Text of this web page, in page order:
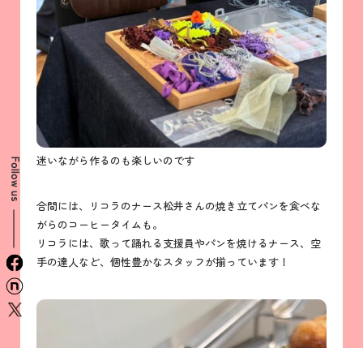
Follow us
facebook
迷いながら作るのも楽しいのです
合間には、リコラのナース松井さんの焼き立てパンを食べな
がらのコーヒータイムも。
リコラには、歌って踊れる支援員やパンを焼けるナース、空
手の達人など、個性豊かなスタッフが揃っています！